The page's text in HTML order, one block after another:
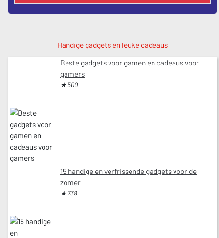
Handige gadgets en leuke cadeaus
Beste gadgets voor gamen en cadeaus voor
gamers
★ 500
15 handige en verfrissende gadgets voor de
zomer
★ 738